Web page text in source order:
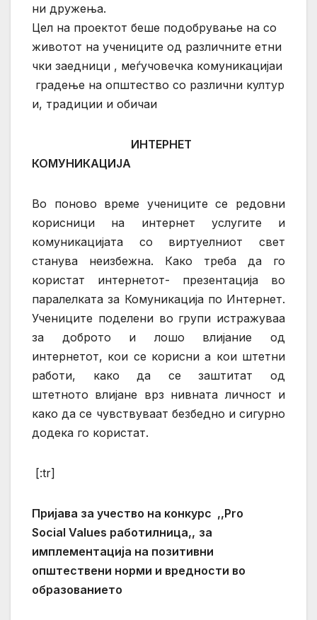
ни дружења.
Цел на проектот беше подобрување на со
животот на учениците од различните етни
чки заедници , меѓучовечка комуникацијаи
градење на општество со различни култур
и, традиции и обичаи
ИНТЕРНЕТ
КОМУНИКАЦИЈА
Во поново време учениците се редовни
корисници на интернет услугите и
комуникацијата со виртуелниот свет
станува неизбежна. Како треба да го
користат интернетот- презентација во
паралелката за Комуникација по Интернет.
Учениците поделени во групи истражуваа
за доброто и лошо влијание од
интернетот, кои се корисни а кои штетни
работи, како да се заштитат од
штетното влијане врз нивната личност и
како да се чувствуваат безбедно и сигурно
додека го користат.
[:tr]
Пријава за учество на конкурс ,,Pro
Social Values работилница,, за
имплементација на позитивни
општествени норми и вредности во
образованието